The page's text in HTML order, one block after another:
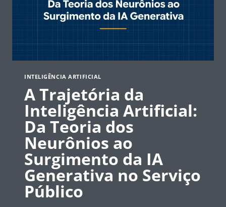
INTELIGÊNCIA ARTIFICIAL
A Trajetória da
Inteligência Artificial:
Da Teoria dos
Neurônios ao
Surgimento da IA
Generativa no Serviço
Público